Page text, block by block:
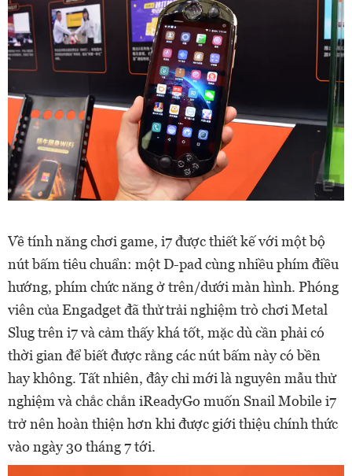
Về tính năng chơi game, i7 được thiết kế với một bộ
nút bấm tiêu chuẩn: một D-pad cùng nhiều phím điều
hướng, phím chức năng ở trên/dưới màn hình. Phóng
viên của Engadget đã thử trải nghiệm trò chơi Metal
Slug trên i7 và cảm thấy khá tốt, mặc dù cần phải có
thời gian để biết được rằng các nút bấm này có bền
hay không. Tất nhiên, đây chỉ mới là nguyên mẫu thử
nghiệm và chắc chắn iReadyGo muốn Snail Mobile i7
trở nên hoàn thiện hơn khi được giới thiệu chính thức
vào ngày 30 tháng 7 tới.